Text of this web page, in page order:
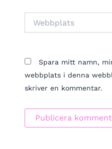
Spara mitt namn,
webbplats i denna
skriver en kommentar.